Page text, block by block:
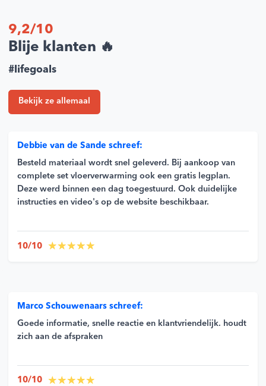
het plaatsen van laminaat of klik-pvc.
9,2/10
Blije klanten 🔥
#lifegoals
Bekijk ze allemaal
Debbie van de Sande schreef:
Besteld materiaal wordt snel geleverd. Bij aankoop van
complete set vloerverwarming ook een gratis legplan.
Deze werd binnen een dag toegestuurd. Ook duidelijke
instructies en video's op de website beschikbaar.
10/10
Marco Schouwenaars schreef:
Goede informatie, snelle reactie en klantvriendelijk. houdt
zich aan de afspraken
10/10